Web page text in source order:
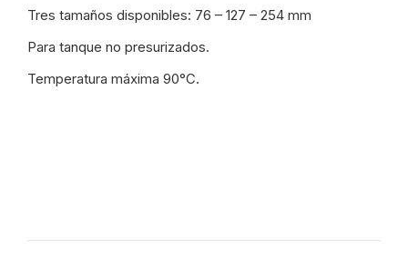
Tres tamaños disponibles: 76 – 127 – 254 mm
Para tanque no presurizados.
Temperatura máxima 90°C.